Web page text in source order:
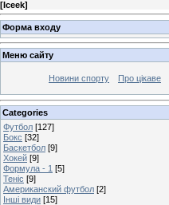
[Iceek]
Форма входу
Меню сайту
Новини спорту Про цікаве
Categories
Футбол [127]
Бокс [32]
Баскетбол [9]
Хокей [9]
Формула - 1 [5]
Теніс [9]
Американский футбол [2]
Інші види [15]